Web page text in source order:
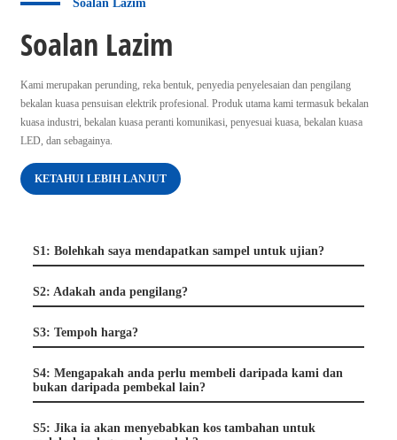
Soalan Lazim
Soalan Lazim
Kami merupakan perunding, reka bentuk, penyedia penyelesaian dan pengilang
bekalan kuasa pensuisan elektrik profesional. Produk utama kami termasuk bekalan
kuasa industri, bekalan kuasa peranti komunikasi, penyesuai kuasa, bekalan kuasa
LED, dan sebagainya.
KETAHUI LEBIH LANJUT
S1: Bolehkah saya mendapatkan sampel untuk ujian?
S2: Adakah anda pengilang?
S3: Tempoh harga?
S4: Mengapakah anda perlu membeli daripada kami dan
bukan daripada pembekal lain?
S5: Jika ia akan menyebabkan kos tambahan untuk